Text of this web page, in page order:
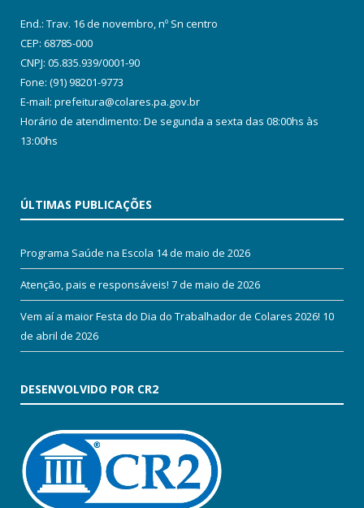
End.: Trav. 16 de novembro, nº Sn centro
CEP: 68785-000
CNPJ: 05.835.939/0001-90
Fone: (91) 98201-9773
E-mail: prefeitura@colares.pa.gov.br
Horário de atendimento: De segunda a sexta das 08:00hs às
13:00hs
ÚLTIMAS PUBLICAÇÕES
Programa Saúde na Escola 14 de maio de 2026
Atenção, pais e responsáveis! 7 de maio de 2026
Vem aí a maior Festa do Dia do Trabalhador de Colares 2026! 10
de abril de 2026
DESENVOLVIDO POR CR2